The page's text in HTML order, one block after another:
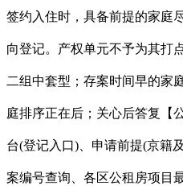
签约入住时，具备前提的家庭
向登记。产权单元不予为其打
二组中套型；存案时间早的家
庭排序正在后；关心后答复【
台(登记入口)、申请前提(京籍
案编号查询、各区公租房项目